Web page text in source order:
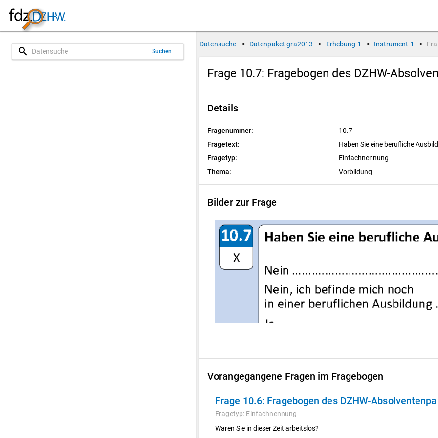
search Suchen
Datensuche > Datenpaket gra2013 > Erhebung 1 > Instrument 1 >
Frage 10.7: Fragebogen des DZHW-
Details
Fragenummer:
10.7
Fragetext:
Haben Sie eine berufliche
Fragetyp:
Einfachnennung
Thema:
Vorbildung
Bilder zur Frage
Vorangegangene Fragen im Fragebogen
Frage 10.6: Fragebogen des DZHW-
Fragetyp: Einfachnennung
Waren Sie in dieser Zeit arbeitslos?